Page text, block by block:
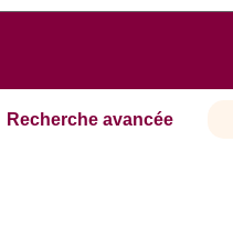
Recherche avancée